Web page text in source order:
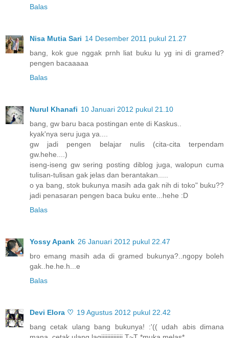
Balas
Nisa Mutia Sari 14 Desember 2011 pukul 21.27
bang, kok gue nggak prnh liat buku lu yg ini di gramed?
pengen bacaaaaa
Balas
Nurul Khanafi 10 Januari 2012 pukul 21.10
bang, gw baru baca postingan ente di Kaskus..
kyak'nya seru juga ya....
gw jadi pengen belajar nulis (cita-cita terpendam
gw.hehe....)
iseng-iseng gw sering posting diblog juga, walopun cuma
tulisan-tulisan gak jelas dan berantakan.....
o ya bang, stok bukunya masih ada gak nih di toko" buku??
jadi penasaran pengen baca buku ente...hehe :D
Balas
Yossy Apank 26 Januari 2012 pukul 22.47
bro emang masih ada di gramed bukunya?..ngopy boleh
gak..he.he.h...e
Balas
Devi Elora ♡ 19 Agustus 2012 pukul 22.42
bang cetak ulang bang bukunya! :'(( udah abis dimana